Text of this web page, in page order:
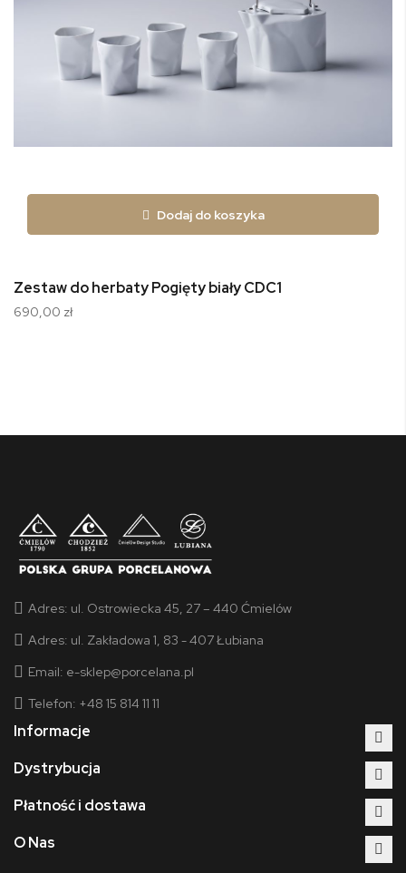
Dodaj do koszyka
Zestaw do herbaty Pogięty biały CDC1
690,00 zł
Adres: ul. Ostrowiecka 45, 27 – 440 Ćmielów
Adres: ul. Zakładowa 1, 83 - 407 Łubiana
Email: e-sklep@porcelana.pl
Telefon: +48 15 814 11 11
Informacje
Dystrybucja
Płatność i dostawa
O Nas